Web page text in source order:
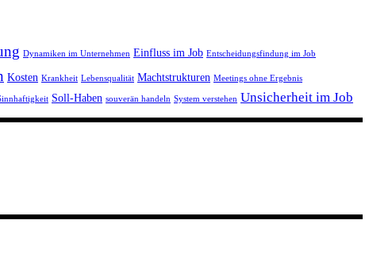
Dynamiken im Unternehmen Einfluss im Job Entscheidungsfindung im Job
Kosten Krankheit Lebensqualität Machtstrukturen Meetings ohne Ergebnis
Soll-Haben souverän handeln System verstehen Unsicherheit im Job